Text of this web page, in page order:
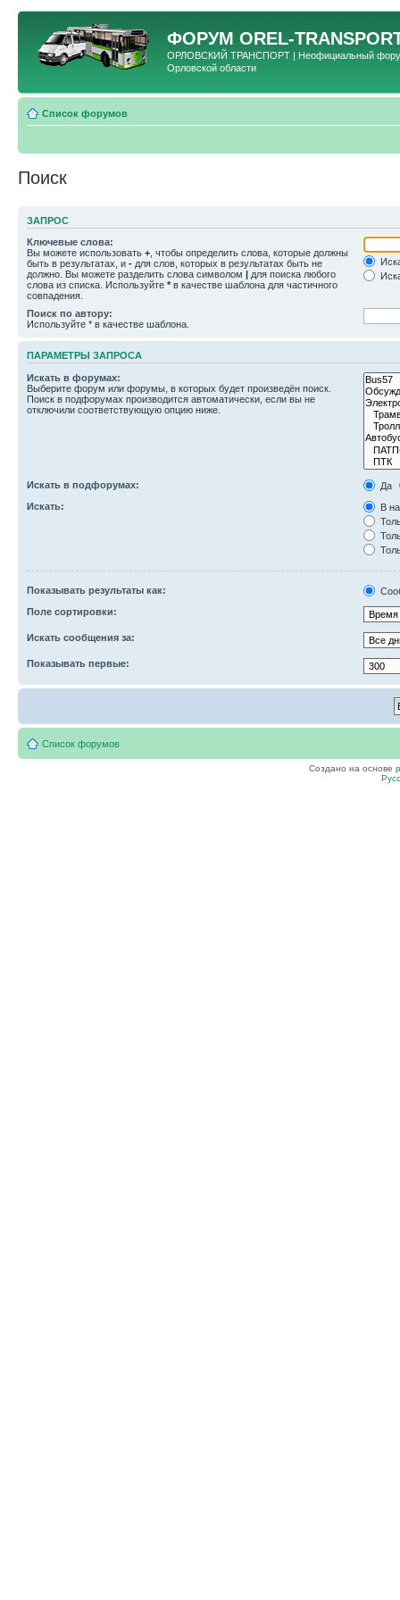
ФОРУМ OREL-
ОРЛОВСКИЙ ТРАНСПОРТ | Неофициальный форум
Орловской области
Список форумов
Поиск
ЗАПРОС
Ключевые слова:
Вы можете использовать + , чтобы определить слова, которые должны
быть в результатах, и - для слов, которых в результатах быть не
должно. Вы можете разделить слова символом | для поиска любого
слова из списка. Используйте * в качестве шаблона для частичного
совпадения.
Поиск по автору:
Используйте * в качестве шаблона.
ПАРАМЕТРЫ ЗАПРОСА
Искать в форумах:
Выберите форум или форумы, в которых будет произведён поиск.
Поиск в подфорумах производится автоматически, если вы не
отключили соответствующую опцию ниже.
Искать в подфорумах:
Да
Искать:
В
Показывать результаты как:
Поле сортировки:
Искать сообщения за:
Показывать первые:
Список форумов
Создано на основе